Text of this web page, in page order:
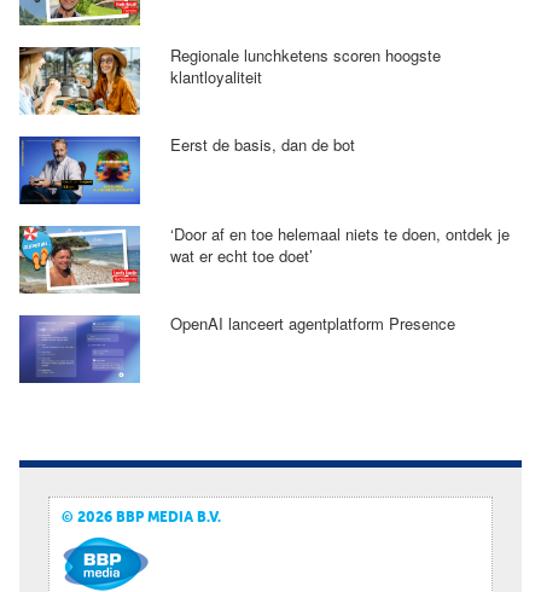
Regionale lunchketens scoren hoogste
klantloyaliteit
Eerst de basis, dan de bot
‘Door af en toe helemaal niets te doen, ontdek je
wat er echt toe doet’
OpenAI lanceert agentplatform Presence
© 2026 BBP MEDIA B.V.